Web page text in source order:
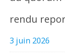
rendu
3 juin 2026